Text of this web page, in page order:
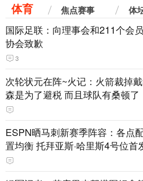
体育 焦点赛事 体
国际足联：向理事会和211个会员
协会致歉
3
次轮状元在阵~火记：火箭裁掉
森是为了避税 而且球队有桑顿了
ESPN晒马刺新赛季阵容：各点
置均衡 托拜亚斯·哈里斯4号位首